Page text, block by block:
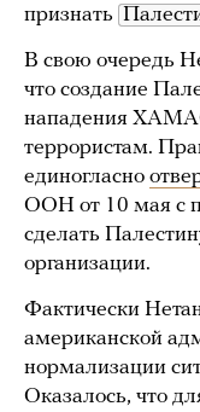
признать
В свою очередь
что создание
нападения
террористам.
единогласно
ООН от 10 мая с
сделать
организации.
Фактически
американской
нормализации
Оказалось, что